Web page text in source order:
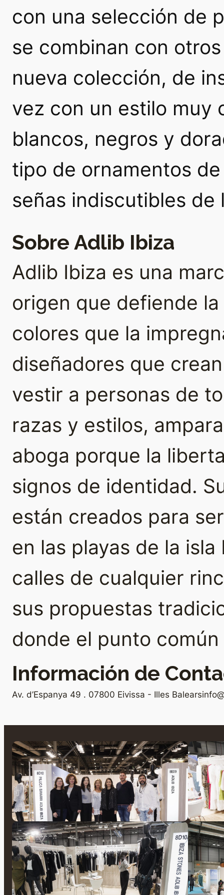
con una selección de
se combinan con
nueva colección, de
vez con un estilo muy
blancos, negros y
tipo de ornamentos
señas indiscutibles de
Sobre Adlib Ibiza
Adlib Ibiza es una
origen que defiende
colores que la
diseñadores que
vestir a personas de
razas y estilos,
aboga porque la
signos de identidad.
están creados para
en las playas de la
calles de cualquier
sus propuestas
donde el punto
Información de
Av. d’Espanya 49 . 07800 Eivissa - Illes Balears